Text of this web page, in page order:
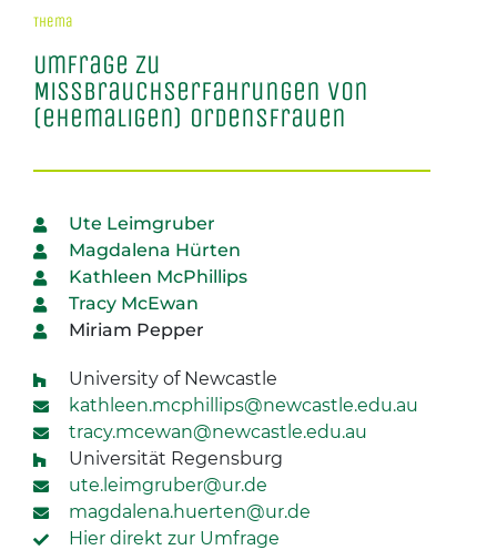
Thema
Umfrage zu
Missbrauchserfahrungen von
(ehemaligen) Ordensfrauen
Ute Leimgruber
Magdalena Hürten
Kathleen McPhillips
Tracy McEwan
Miriam Pepper
University of Newcastle
kathleen.mcphillips@newcastle.edu.au
tracy.mcewan@newcastle.edu.au
Universität Regensburg
ute.leimgruber@ur.de
magdalena.huerten@ur.de
Hier direkt zur Umfrage